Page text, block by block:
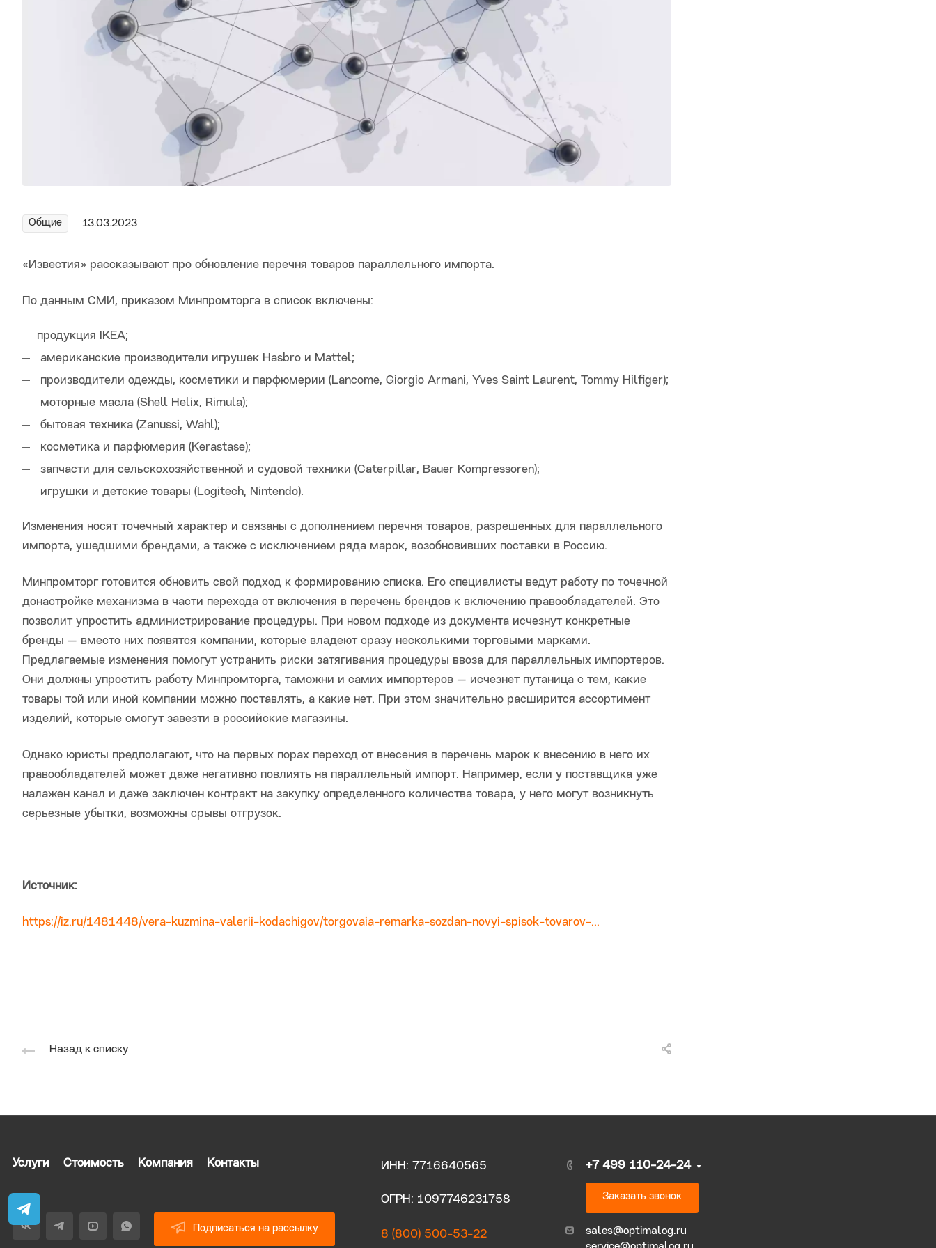
Общие 13.03.2023
«Известия» рассказывают про обновление перечня товаров параллельного импорта.
По данным СМИ, приказом Минпромторга в список включены:
продукция IKEA;
американские производители игрушек Hasbro и Mattel;
производители одежды, косметики и парфюмерии (Lancome, Giorgio Armani, Yves Saint Laurent, Tommy Hilfiger);
моторные масла (Shell Helix, Rimula);
бытовая техника (Zanussi, Wahl);
косметика и парфюмерия (Kerastase);
запчасти для сельскохозяйственной и судовой техники (Caterpillar, Bauer Kompressoren);
игрушки и детские товары (Logitech, Nintendo).
Изменения носят точечный характер и связаны с дополнением перечня товаров, разрешенных для параллельного
импорта, ушедшими брендами, а также с исключением ряда марок, возобновивших поставки в Россию.
Минпромторг готовится обновить свой подход к формированию списка. Его специалисты ведут работу по точечной
донастройке механизма в части перехода от включения в перечень брендов к включению правообладателей. Это
позволит упростить администрирование процедуры. При новом подходе из документа исчезнут конкретные
бренды — вместо них появятся компании, которые владеют сразу несколькими торговыми марками.
Предлагаемые изменения помогут устранить риски затягивания процедуры ввоза для параллельных импортеров.
Они должны упростить работу Минпромторга, таможни и самих импортеров — исчезнет путаница с тем, какие
товары той или иной компании можно поставлять, а какие нет. При этом значительно расширится ассортимент
изделий, которые смогут завезти в российские магазины.
Однако юристы предполагают, что на первых порах переход от внесения в перечень марок к внесению в него их
правообладателей может даже негативно повлиять на параллельный импорт. Например, если у поставщика уже
налажен канал и даже заключен контракт на закупку определенного количества товара, у него могут возникнуть
серьезные убытки, возможны срывы отгрузок.
Источник:
https://iz.ru/1481448/vera-kuzmina-valerii-kodachigov/torgovaia-remarka-sozdan-novyi-spisok-tovarov-...
Назад к списку
Услуги Стоимость Компания Контакты
Подписаться на рассылку
ИНН: 7716640565
ОГРН: 1097746231758
8 (800) 500-53-22
+7 499 110-24-24
Заказать звонок
sales@optimalog.ru